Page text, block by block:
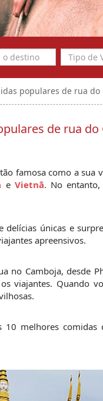
populares de rua do
de rua do
famosa como a sua
e Vietnã. No
delícias únicas e
apreensivos.
no Camboja, desde
viajantes. Quando
melhores